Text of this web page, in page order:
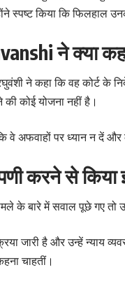
स्पष्ट किया कि फिलहाल
ने क्या
ने कहा कि वह कोर्ट के
कोई योजना नहीं है।
वे अफवाहों पर ध्यान न दें
करने से किया
के बारे में सवाल पूछे गए तो
जारी है और उन्हें न्याय
चाहतीं।